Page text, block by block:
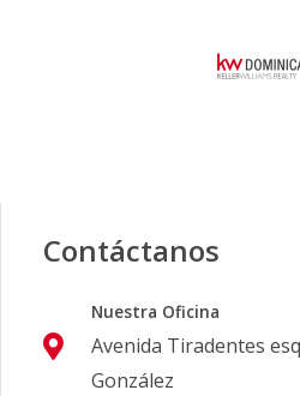
Contáctanos
Nuestra Oficina
Avenida Tiradentes
González